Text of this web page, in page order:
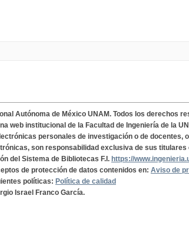
Autónoma de México UNAM. Todos los derechos
web institucional de la Facultad de Ingeniería de la
personales de investigación o de docentes,
son responsabilidad exclusiva de sus titulares
del Sistema de Bibliotecas F.I. https://
de protección de datos contenidos en: Aviso de
políticas: Política de calidad
Israel Franco García.